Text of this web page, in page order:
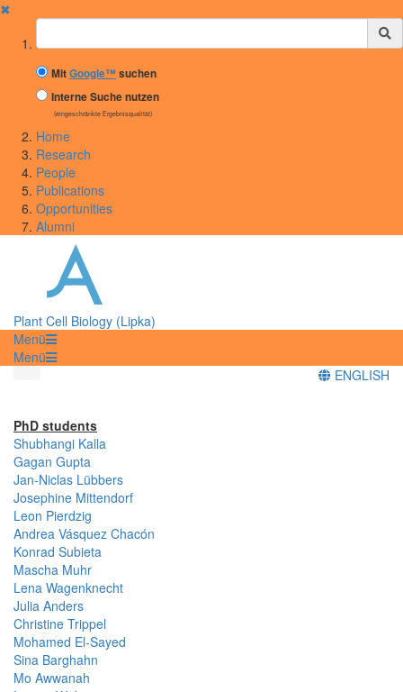
✖
Suchbegriff
MitGoogle™suchen
Interne Suche nutzen
(eingeschränkte Ergebnisqualität)
Home
Research
People
Publications
Opportunities
Alumni
Plant Cell Biology (Lipka)
Menü
Menü
ENGLISH
PhD students
Shubhangi Kalla
Gagan Gupta
Jan-Niclas Lübbers
Josephine Mittendorf
Leon Pierdzig
Andrea Vásquez Chacón
Konrad Subieta
Mascha Muhr
Lena Wagenknecht
Julia Anders
Christine Trippel
Mohamed El-Sayed
Sina Barghahn
Mo Awwanah